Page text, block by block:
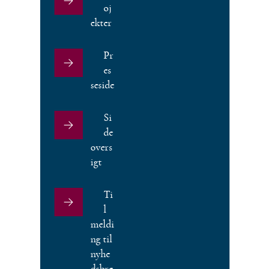
oj
ekter
Pr
es
seside
Si
de
overs
igt
Ti
l
meldi
ng til
nyhe